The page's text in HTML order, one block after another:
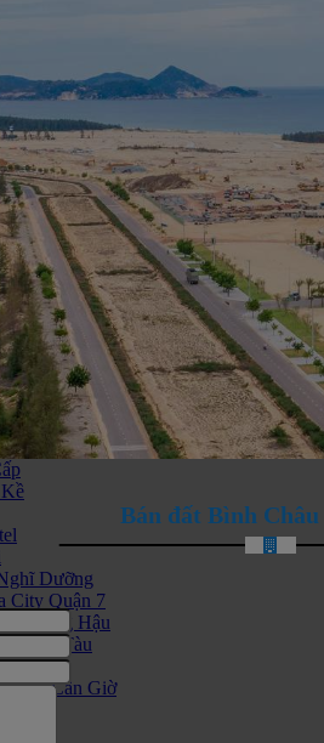
Trong Hẻm
Mặt Phố
Chung Cư
Thự
Phòng
Trọ Phòng Trọ
Hàng - I Ốt
Nhà Xưởng
Làm Khách Sạn
Hộ Dịch Vụ
Hộ Q7
7
Anh Thanh Bình
City
Lai 1
Dưỡng
City Quận 7
Long Hậu
Vũng Tàu
Cần Giờ
Bán đất Bình